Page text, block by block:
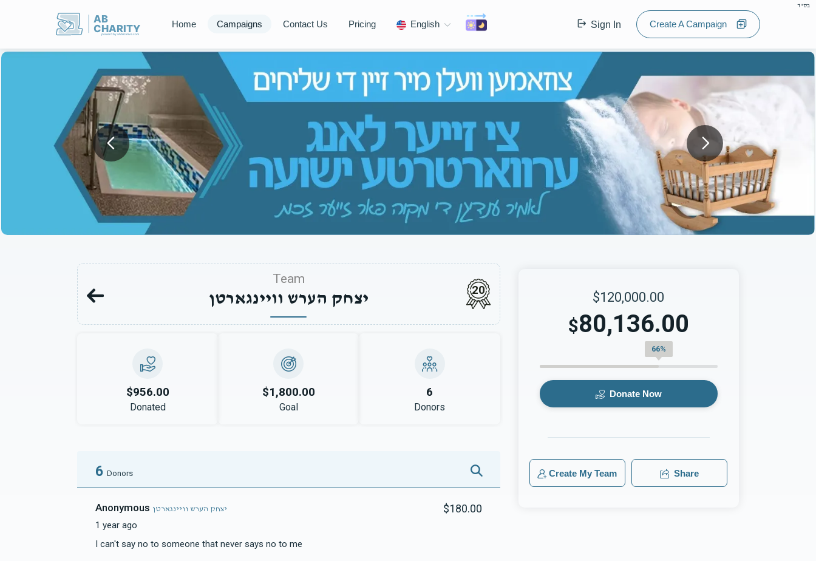
בס"ד
AB
CHARITY
powerd by ahblicklive.com
Home Campaigns Contact Us Pricing English Sign In Create A Campaign
Team
יצחק הערש וויינגארטן 20
$956.00
Donated
$1,800.00
Goal
6
Donors
6 Donors
Anonymous יצחק הערש וויינגארטן
1 year ago
$180.00
I can't say no to someone that never says no to me
$120,000.00
$80,136.00
66%
Donate Now
Create My Team Share